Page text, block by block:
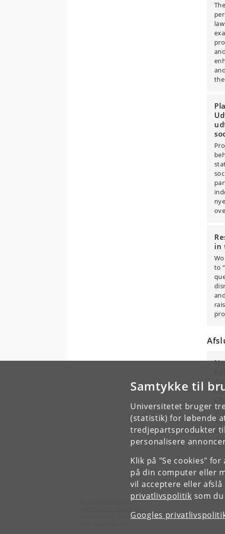
Samtykke til
Universitetet bruger
(statistik) for løbende
tredjepartsprodukter
personalisere
Klik på "Se cookies"
på din computer eller
vil acceptere eller
privatlivspolitik som
Googles
in
to
Det Juridiske Fakultet
Karen Blixens Plads 16